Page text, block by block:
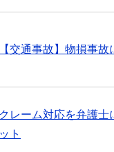
【交通事故】物損事故
クレーム対応を弁護士
ット